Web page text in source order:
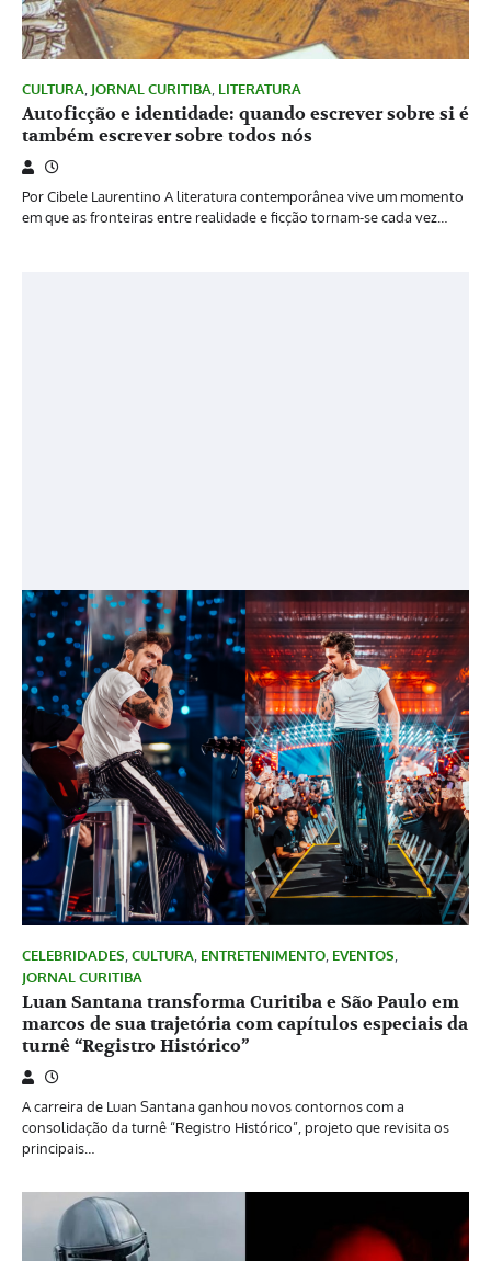
CULTURA JORNAL CURITIBA LITERATURA
Autoficção e identidade: quando escrever sobre si é
também escrever sobre todos nós
Por Cibele Laurentino A literatura contemporânea vive um momento
em que as fronteiras entre realidade e ficção tornam-se cada vez…
CELEBRIDADES CULTURA ENTRETENIMENTO EVENTOS
JORNAL CURITIBA
Luan Santana transforma Curitiba e São Paulo em
marcos de sua trajetória com capítulos especiais da
turnê “Registro Histórico”
A carreira de Luan Santana ganhou novos contornos com a
consolidação da turnê “Registro Histórico”, projeto que revisita os
principais…